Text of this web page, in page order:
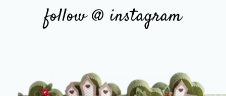
follow @ instagram